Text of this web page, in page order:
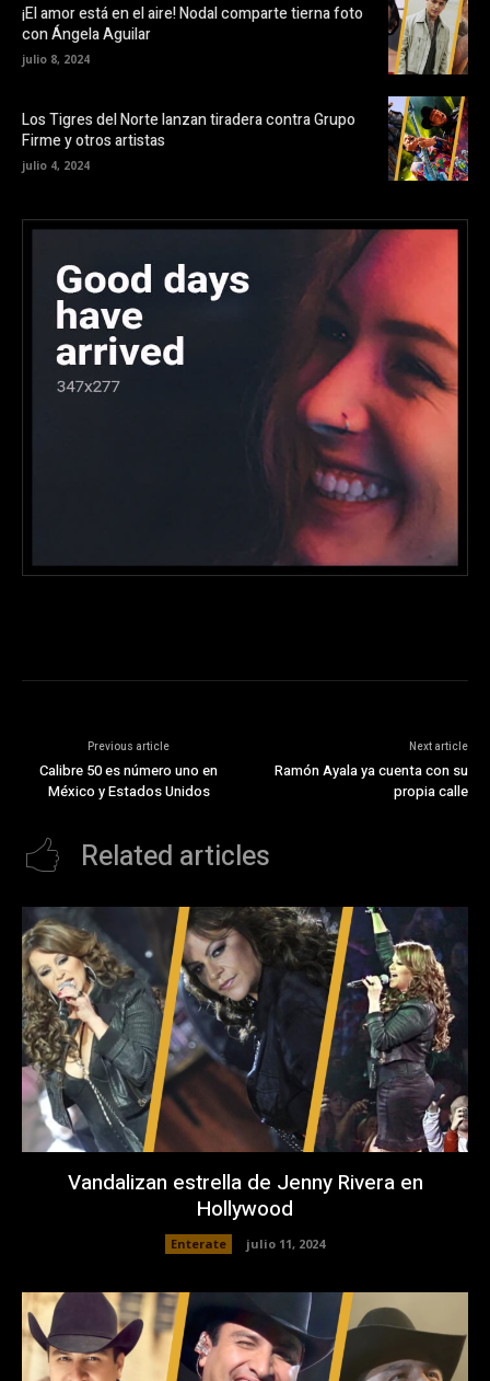
¡El amor está en el aire! Nodal comparte tierna foto
con Ángela Aguilar
julio 8, 2024
Los Tigres del Norte lanzan tiradera contra Grupo
Firme y otros artistas
julio 4, 2024
Previous article
Calibre 50 es número uno en
México y Estados Unidos
Next article
Ramón Ayala ya cuenta con su
propia calle
Related articles
Vandalizan estrella de Jenny Rivera en
Hollywood
Enterate julio 11, 2024